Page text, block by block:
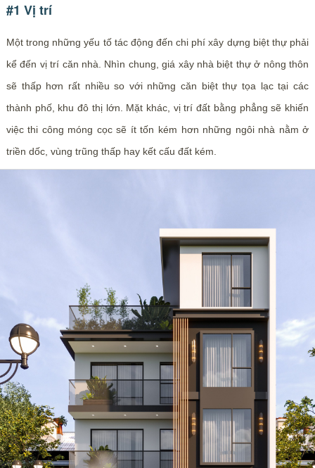
#1 Vị trí
Một trong những yếu tố tác động đến chi phí xây dựng biệt thự phải
kể đến vị trí căn nhà. Nhìn chung, giá xây nhà biệt thự ở nông thôn
sẽ thấp hơn rất nhiều so với những căn biệt thự tọa lạc tại các
thành phố, khu đô thị lớn. Mặt khác, vị trí đất bằng phẳng sẽ khiến
việc thi công móng cọc sẽ ít tốn kém hơn những ngôi nhà nằm ở
triền dốc, vùng trũng thấp hay kết cấu đất kém.